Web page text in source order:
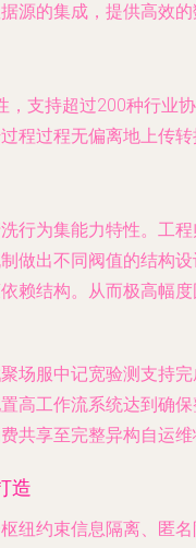
源的集成，提供高效
，支持超过200种行业
程过程无偏离地上传转
行为集能力特性。工
做出不同阀值的结构
赖结构。从而极高幅
场服中记宽验测支持
高工作流系统达到确
共享至完整异构自运
造
纽约束信息隔离、匿